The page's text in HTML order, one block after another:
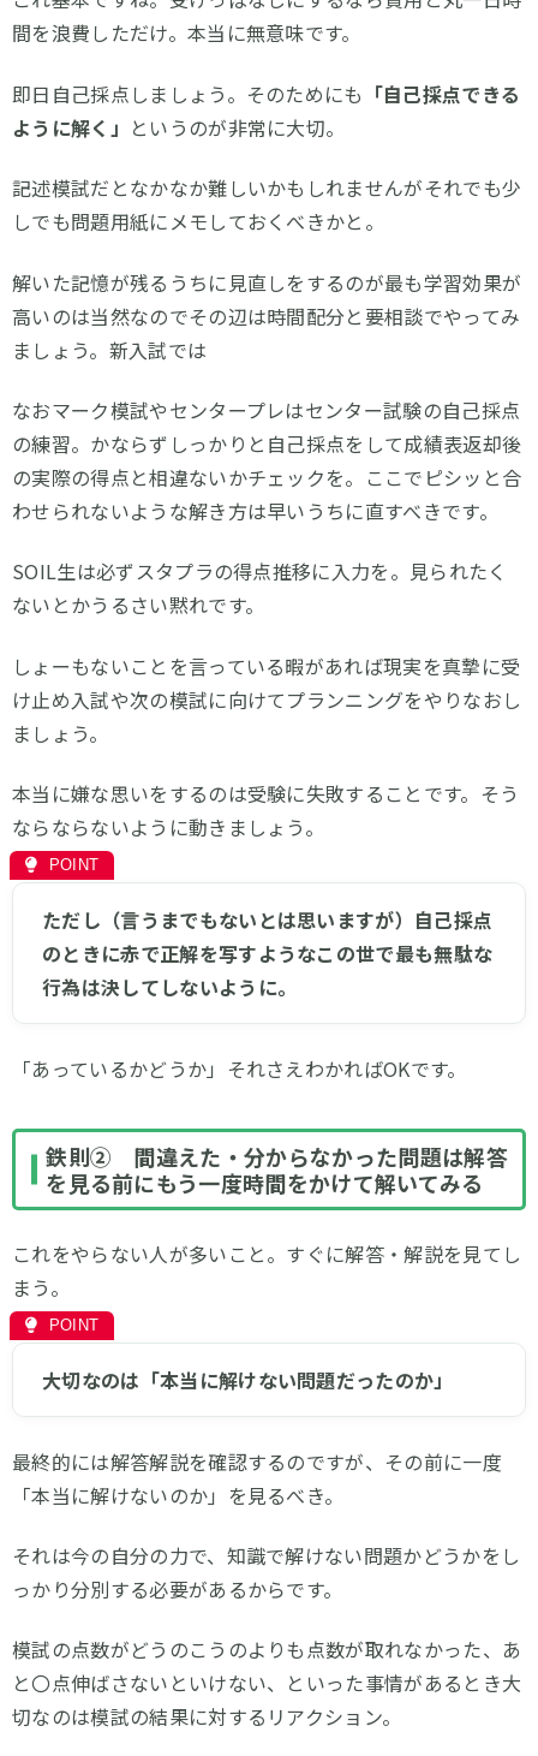
間を浪費しただけ。本当に無意味です。
即日自己採点しましょう。そのためにも 「自己採点できる
ように解く」 というのが非常に大切。
記述模試だとなかなか難しいかもしれませんがそれでも少
しでも問題用紙にメモしておくべきかと。
解いた記憶が残るうちに見直しをするのが最も学習効果が
高いのは当然なのでその辺は時間配分と要相談でやってみ
ましょう。新入試では
なおマーク模試やセンタープレはセンター試験の自己採点
の練習。かならずしっかりと自己採点をして成績表返却後
の実際の得点と相違ないかチェックを。ここでピシッと合
わせられないような解き方は早いうちに直すべきです。
SOIL生は必ずスタプラの得点推移に入力を。見られたく
ないとかうるさい黙れです。
しょーもないことを言っている暇があれば現実を真摯に受
け止め入試や次の模試に向けてプランニングをやりなおし
ましょう。
本当に嫌な思いをするのは受験に失敗することです。そう
ならならないように動きましょう。
ただし（言うまでもないとは思いますが）自己採点
のときに赤で正解を写すようなこの世で最も無駄な
行為は決してしないように。
「あっているかどうか」それさえわかればOKです。
鉄則② 間違えた・分からなかった問題は解答
を見る前にもう一度時間をかけて解いてみる
これをやらない人が多いこと。すぐに解答・解説を見てし
まう。
大切なのは「本当に解けない問題だったのか」
最終的には解答解説を確認するのですが、その前に一度
「本当に解けないのか」を見るべき。
それは今の自分の力で、知識で解けない問題かどうかをし
っかり分別する必要があるからです。
模試の点数がどうのこうのよりも点数が取れなかった、あ
と〇点伸ばさないといけない、といった事情があるとき大
切なのは模試の結果に対するリアクション。